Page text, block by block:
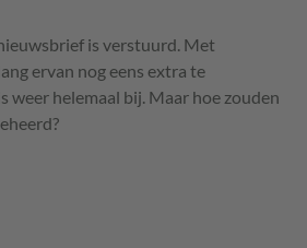
is verstuurd. Met
ervan nog eens extra te
weer helemaal bij. Maar hoe zouden